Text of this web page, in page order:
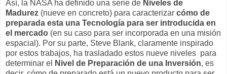
Así, la NASA ha definido una serie de Niveles de
Madurez (nueve en concreto) para caracterizar cómo de
preparada esta una Tecnología para ser introducida en
el mercado (en su caso para ser incorporada en una misión
espacial). Por su parte, Steve Blank, claramente inspirado
por estos trabajos, ha trasladado estos nueve niveles para
determinar el
Nivel de Preparación de una Inversión, es